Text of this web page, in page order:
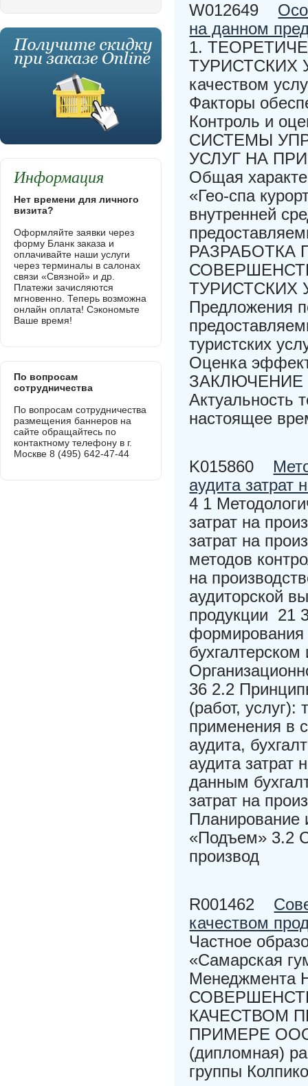
W012649
на данном
1.
ТУРИСТСКИХ
качеством
Факторы
Контроль и
СИСТЕМЫ
УСЛУГ НА
Общая
«Гео-спа
внутренней
РАЗРАБОТКА
ТУРИСТСКИХ
Предложения
туристских
Оценка
Актуальность
настоящее
K015860
аудита затрат
4 1
затрат на
затрат на
методов
на
аудиторской
продукции 21
формирования
36 2.2
(работ, услуг):
применения в
аудита,
аудита затрат
данным
затрат на
Планирование
«Подъем» 3.2
производ
R001462
качеством
Частное
«Самарская
Менеджмента
КАЧЕСТВОМ
ПРИМЕРЕ ООО
(дипломная)
группы
Информация
Нет времени для личного
визита?
Оформляйте заявки через
форму Бланк заказа и
оплачивайте наши услуги
через терминалы в салонах
связи «Связной» и др.
Платежи зачисляются
мгновенно. Теперь возможна
онлайн оплата! Сэкономьте
Ваше время!
По вопросам
сотрудничества
По вопросам сотрудничества
размещения баннеров на
сайте обращайтесь по
контактному телефону в г.
Москве 8 (495) 642-47-44